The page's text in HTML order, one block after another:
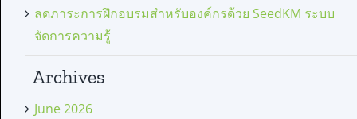
ลดภาระการฝึกอบรมสำหรับองค์กรด้วย SeedKM ระบบ
จัดการความรู้
Archives
June 2026